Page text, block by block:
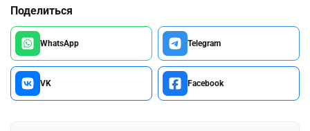
Поделиться
WhatsApp Telegram
VK Facebook